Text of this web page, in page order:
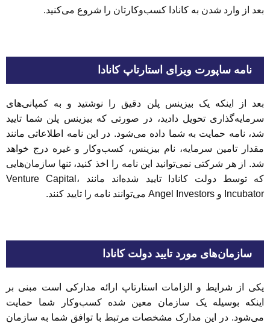
بعد از وارد شدن به کانادا کسب‌و‌کارتان را شروع می‌کنید.
نامه ساپورت ویزای استارتاپ کانادا
بعد از اینکه یک بیزینس پلن دقیق را نوشتید و به کمپانی‌های
سرمایه‌گذاری تحویل دادید، در صورتی که بیزینس پلن شما تایید
شد، نامه حمایت به شما داده می‌شود. در این نامه اطلاعاتی مانند
مقدار تامین سرمایه، نام بیزینس، کسب‌و‌کار و غیره درج خواهد
شد. از هر شرکتی نمی‌توانید این نامه را اخذ کنید، تنها سازمان‌هایی
که توسط دولت کانادا تایید شده‌اند مانند Venture Capital،
Incubator و Angel Investors می‌توانند نامه را تایید کنند.
سازمان‌های مورد تایید دولت کانادا
یکی از شرایط و الزامات استارتاپ ارائه مدارکی است مبنی بر
اینکه بوسیله یک سازمان معین شده کسب‌و‌کار شما حمایت
می‌شود. در این مدارک مشخصات مرتبط با توافق شما به سازمان